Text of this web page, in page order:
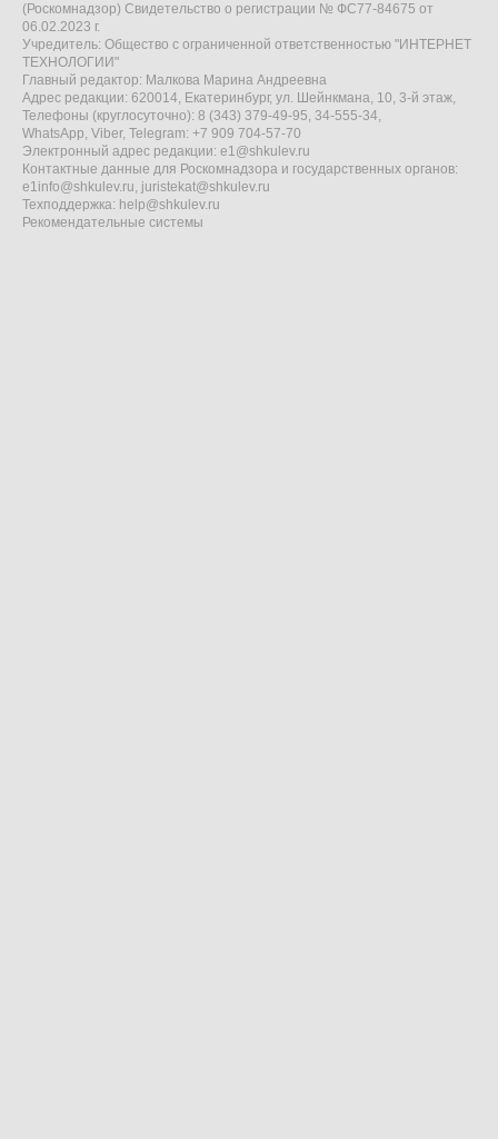
(Роскомнадзор) Свидетельство о регистрации № ФС77-84675 от
06.02.2023 г.
Учредитель: Общество с ограниченной ответственностью "ИНТЕРНЕТ
ТЕХНОЛОГИИ"
Главный редактор: Малкова Марина Андреевна
Адрес редакции: 620014, Екатеринбург, ул. Шейнкмана, 10, 3-й этаж,
Телефоны (круглосуточно): 8 (343) 379-49-95, 34-555-34,
WhatsApp, Viber, Telegram: +7 909 704-57-70
Электронный адрес редакции: e1@shkulev.ru
Контактные данные для Роскомнадзора и государственных органов:
e1info@shkulev.ru, juristekat@shkulev.ru
Техподдержка: help@shkulev.ru
Рекомендательные системы